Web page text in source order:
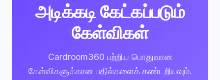
அடிக்கடி கேட்கப்படும்
கேள்விகள்
Cardroom360 பற்றிய பொதுவான
கேள்விகளுக்கான பதில்களைக் கண்டறியவும்.